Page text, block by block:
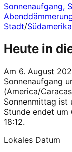
Sonnenaufgang,
Stadt/Südamerika
Heute in
Am 6. August
Sonnenaufgang
(America/
Sonnenmittag ist
Stunde endet
18:12.
Lokales Datum